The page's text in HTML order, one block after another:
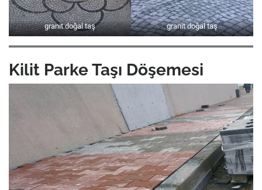
granit doğal taş granit doğal taş
Kilit Parke Taşı Döşemesi